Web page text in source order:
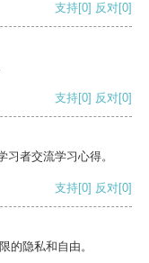
支持[0] 反对[0]
支持[0] 反对[0]
者交流学习心得。
支持[0] 反对[0]
的隐私和自由。